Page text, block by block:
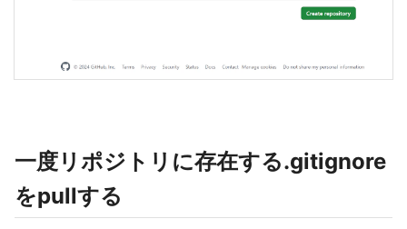
一度リポジトリに存在する.gitignore
をpullする